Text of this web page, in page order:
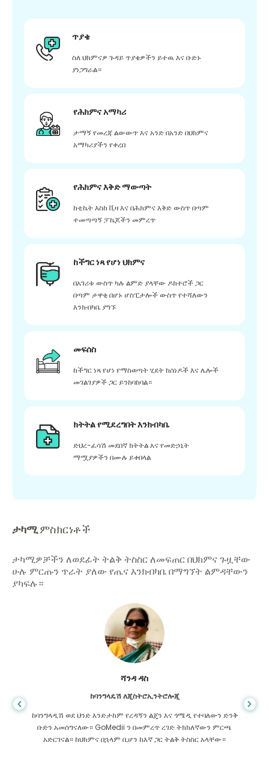
ጥያቄ
ስለ ህክምናዎ ጉዳይ ጥያቄዎችን ይተዉ እና ቡድኑ
ያነጋግራል።
የሕክምና አማካሪ
ታማኝ የመረጃ ልውውጥ እና አንድ በአንድ በህክምና
አማካሪያችን የቀረበ
የሕክምና እቅድ ማውጣት
ከቲኬት እስከ ቪዛ እና በሕክምና እቅድ ውስጥ በጣም
ተመጣጣኝ ፓኬጆችን መምረጥ
ከችግር ነጻ የሆነ ህክምና
በአገሪቱ ውስጥ ካሉ ልምድ ያላቸው ዶክተሮች ጋር
በጣም ታዋቂ በሆኑ ሆስፒታሎች ውስጥ የተሻለውን
እንክብካቤ ያግኙ
መፍሰስ
ከችግር ነጻ የሆነ የማስወጣት ሂደት ከሰነዶች እና ሌሎች
መገልገያዎች ጋር ይንከባከባል።
ክትትል የሚደረግበት እንክብካቤ
ድህረ-ፈሳሽ መደበኛ ክትትል እና የመድኃኒት
ማሟያዎችን በሙሉ ይቀበላል
ታካሚምስክርነቶች
ታካሚዎቻችን ለወደፊት ትልቅ ትስስር ለመፍጠር በህክምና ጉዟቸው
ሁሉ ምርጡን ጥራት ያለው የጤና እንክብካቤ በማግኘት ልምዳቸውን
ያካፍሉ።
ሻንዳ ዳስ
ከባንግላዴሽ ለጂስትሮኢንትሮሎጂ
ከባንግላዲሽ ወደ ህንድ እንድታከም የረዳኝን ልጄን እና ጎሜዲ የተባለውን ድንቅ
ቡድን አመሰግናለው። GoMedii ን በመምረጥ ረገድ ትክክለኛውን ምርጫ
አድርገናል። ከህክምና በኋላም ቢሆን ከእኛ ጋር ትልቅ ትስስር አላቸው።